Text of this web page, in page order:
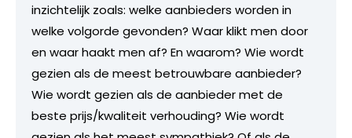
inzichtelijk zoals: welke aanbieders worden in
welke volgorde gevonden? Waar klikt men door
en waar haakt men af? En waarom? Wie wordt
gezien als de meest betrouwbare aanbieder?
Wie wordt gezien als de aanbieder met de
beste prijs/kwaliteit verhouding? Wie wordt